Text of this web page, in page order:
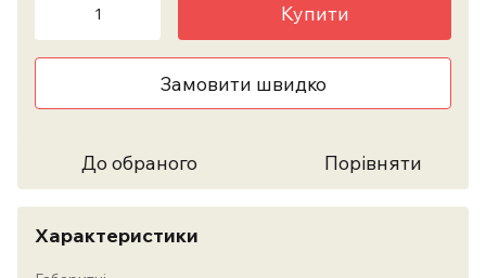
Купити
Замовити швидко
До обраного Порівняти
Характеристики